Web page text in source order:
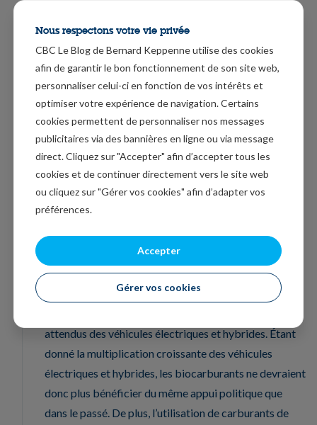
produits agricoles ou de poisson est employée pour
nourrir les animaux. Actuellement, environ 1.7 milliard
de tonnes de céréales, de tourteaux protéiques et de
divers sous-produits de la transformation sont
utilisées à cette fin. D’ici 2029, ce volume devrait
atteindre près de 2 milliards de tonnes.
Croissance limitée de la demande de biocarburants
nouvelle en partant du principe que la production
Dans ce rapport, ils estiment que les biocarburants ne
devraient plus bénéficier de la même demande
attendus des véhicules électriques et hybrides. Étant
donné la multiplication croissante des véhicules
électriques et hybrides, les biocarburants ne devraient
donc plus bénéficier du même appui politique que
dans le passé. De plus, l’utilisation de carburants de
Nous respectons votre vie privée
CBC Le Blog de Bernard Keppenne utilise des cookies
afin de garantir le bon fonctionnement de son site web,
personnaliser celui-ci en fonction de vos intérêts et
optimiser votre expérience de navigation. Certains
cookies permettent de personnaliser nos messages
publicitaires via des bannières en ligne ou via message
direct. Cliquez sur "Accepter" afin d’accepter tous les
cookies et de continuer directement vers le site web
ou cliquez sur "Gérer vos cookies" afin d’adapter vos
préférences.
Accepter
Gérer vos cookies